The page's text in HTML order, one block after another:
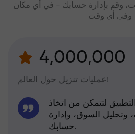
وقم بإدارة حسابك - في أي مكان
وفي أي وقت
4,000,000
عمليات تنزيل حول العالم!
لتتمكن من اتخاذ
وتحليل السوق، وإدارة
حسابك.